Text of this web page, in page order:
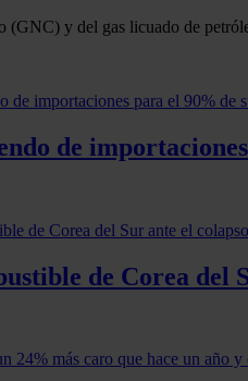
y del gas licuado de
de
de Corea del